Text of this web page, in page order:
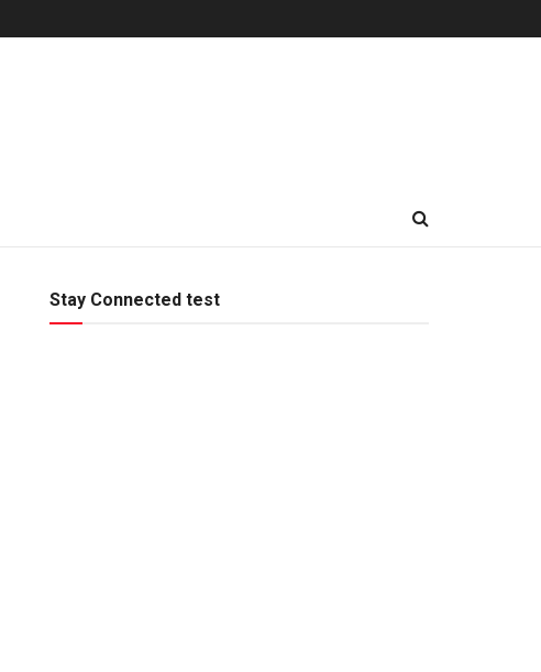
Stay Connected test